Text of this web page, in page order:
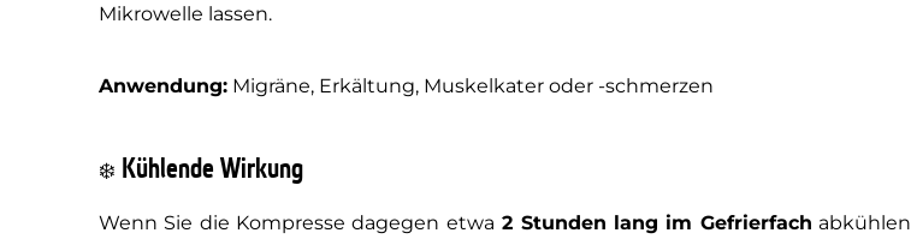
Mikrowelle lassen.
Anwendung: Migräne, Erkältung, Muskelkater oder -schmerzen
❄️ Kühlende Wirkung
Wenn Sie die Kompresse dagegen etwa 2 Stunden lang im Gefrierfach abkühlen